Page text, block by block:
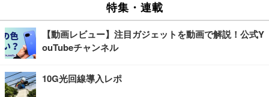
特集・連載
【動画レビュー】注目ガジェットを動画で解説！公式Y
ouTubeチャンネル
10G光回線導入レポ